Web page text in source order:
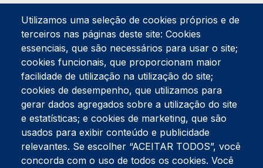
Tel:234 390 100Fax:234 390 100
Endereço Postal
Apartado 42
Rua Gil Eanes 31
3834-908 Gafanha da Nazaré
Estúdios
Utilizamos uma seleção de cookies próprios e de
terceiros nas páginas deste site: Cookies
essenciais, que são necessários para usar o site;
cookies funcionais, que proporcionam maior
facilidade de utilização na utilização do site;
cookies de desempenho, que utilizamos para
gerar dados agregados sobre a utilização do site
e estatísticas; e cookies de marketing, que são
usados para exibir conteúdo e publicidade
relevantes. Se escolher “ACEITAR TODOS”, você
concorda com o uso de todos os cookies. Você